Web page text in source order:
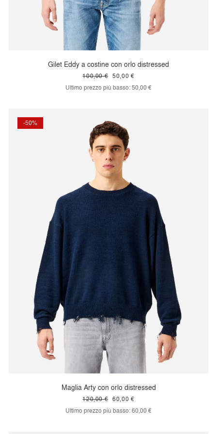
Gilet Eddy a costine con orlo distressed
50,00 €
100,00 €
Ultimo prezzo più basso:50,00 €
-50%
Maglia Arty con orlo distressed
60,00 €
120,00 €
Ultimo prezzo più basso:60,00 €